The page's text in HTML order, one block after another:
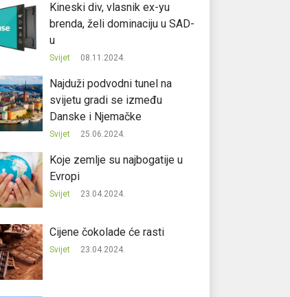
Kineski div, vlasnik ex-yu
brenda, želi dominaciju u SAD-
u
Svijet 08.11.2024.
Najduži podvodni tunel na
svijetu gradi se između
Danske i Njemačke
Svijet 25.06.2024.
Koje zemlje su najbogatije u
Evropi
Svijet 23.04.2024.
Cijene čokolade će rasti
Svijet 23.04.2024.